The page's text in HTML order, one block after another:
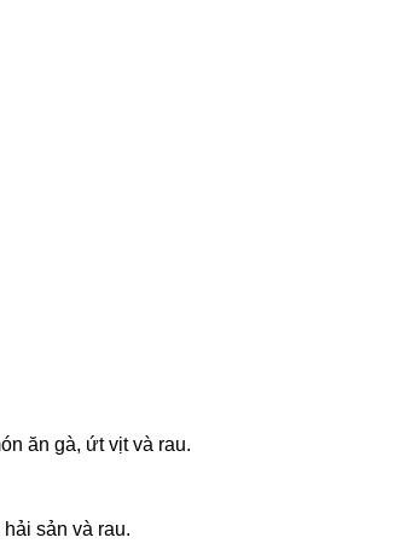
ăn gà, ứt vịt và rau.
sản và rau.